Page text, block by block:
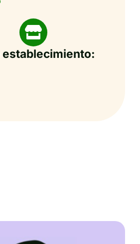
establecimiento: